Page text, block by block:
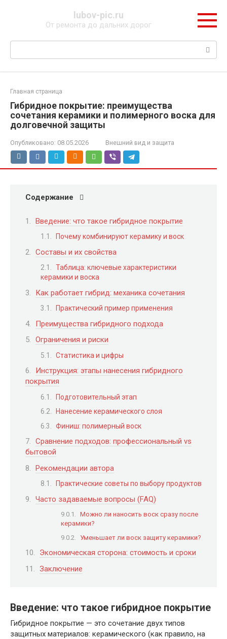
lubov-pic.ru
От ремонта до дальних дорог
Поиск:
Главная страница
Гибридное покрытие: преимущества
сочетания керамики и полимерного воска для
долговечной защиты
Опубликовано: 08.05.2026 Внешний вид и защита
Содержание
Введение: что такое гибридное покрытие
Почему комбинируют керамику и воск
Составы и их свойства
Таблица: ключевые характеристики
керамики и воска
Как работает гибрид: механика сочетания
Практический пример применения
Преимущества гибридного подхода
Ограничения и риски
Статистика и цифры
Инструкция: этапы нанесения гибридного
покрытия
Подготовительный этап
Нанесение керамического слоя
Финиш: полимерный воск
Сравнение подходов: профессиональный vs
бытовой
Рекомендации автора
Практические советы по выбору продуктов
Часто задаваемые вопросы (FAQ)
Можно ли наносить воск сразу после
керамики?
Уменьшает ли воск защиту керамики?
Экономическая сторона: стоимость и сроки
Заключение
Введение: что такое гибридное покрытие
Гибридное покрытие — это сочетание двух типов
защитных материалов: керамического (как правило, на